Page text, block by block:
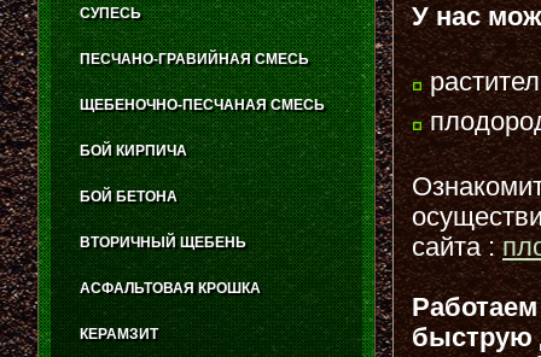
У нас
сайта :
быструю
СУПЕСЬ
ПЕСЧАНО-ГРАВИЙНАЯ СМЕСЬ
ЩЕБЕНОЧНО-ПЕСЧАНАЯ СМЕСЬ
БОЙ КИРПИЧА
БОЙ БЕТОНА
ВТОРИЧНЫЙ ЩЕБЕНЬ
АСФАЛЬТОВАЯ КРОШКА
КЕРАМЗИТ